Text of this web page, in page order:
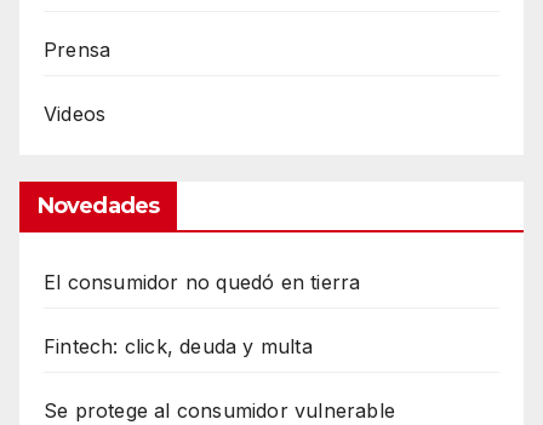
Prensa
Videos
Novedades
El consumidor no quedó en tierra
Fintech: click, deuda y multa
Se protege al consumidor vulnerable